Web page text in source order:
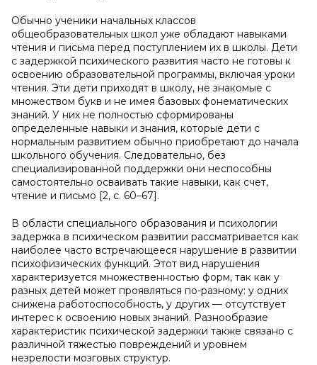
Обычно ученики начальных классов
общеобразовательных школ уже обладают навыками
чтения и письма перед поступлением их в школы. Дети
с задержкой психического развития часто не готовы к
освоению образовательной программы, включая уроки
чтения. Эти дети приходят в школу, не знакомые с
множеством букв и не имея базовых фонематических
знаний. У них не полностью сформированы
определенные навыки и знания, которые дети с
нормальным развитием обычно приобретают до начала
школьного обучения. Следовательно, без
специализированной поддержки они неспособны
самостоятельно осваивать такие навыки, как счет,
чтение и письмо [2, с. 60–67].
В области специального образования и психологии
задержка в психическом развитии рассматривается как
наиболее часто встречающееся нарушение в развитии
психофизических функций. Этот вид нарушения
характеризуется множественностью форм, так как у
разных детей может проявляться по-разному: у одних
снижена работоспособность, у других — отсутствует
интерес к освоению новых знаний. Разнообразие
характеристик психической задержки также связано с
различной тяжестью повреждений и уровнем
незрелости мозговых структур.